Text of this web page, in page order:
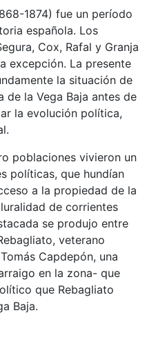
1874) fue un período
española. Los
Cox, Rafal y Granja
excepción. La presente
la situación de
la Vega Baja antes de
la evolución política,
poblaciones vivieron un
políticas, que hundían
a la propiedad de la
de corrientes
se produjo entre
veterano
Capdepón, una
en la zona- que
que Rebagliato
Baja.